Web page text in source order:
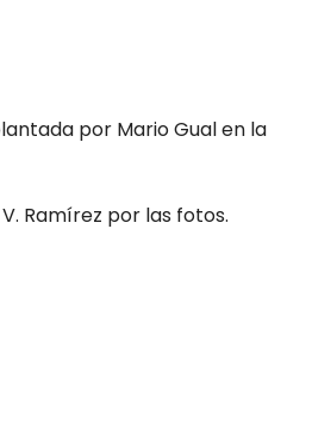
por Mario Gual en la
Ramírez por las fotos.